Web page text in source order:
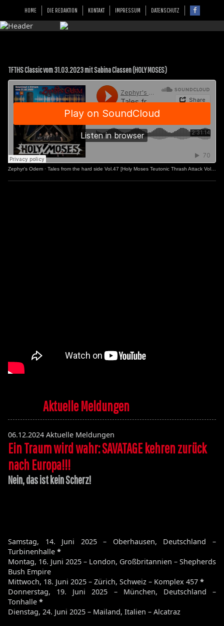
HOME DIE REDAKTION KONTAKT IMPRESSUM DATENSCHUTZ
TFTHS Classic vom 31.03.2023 mit Sabina Classen (HOLY MOSES)
Zephyr's Odem · Tales from the hard side Vol.47 [Holy Moses Teutonic Thrash Attack Vol.2]
Aktuelle Meldungen
06.12.2024 Aktuelle Meldungen
Ein Traum wird wahr: SAVATAGE kehren zurück
nach Europa!!!
Nein, das ist kein Scherz!
Samstag, 14. Juni 2025 – Oberhausen, Deutschland –
Turbinenhalle *
Montag, 16. Juni 2025 – London, Großbritannien – Shepherds
Bush Empire
Mittwoch, 18. Juni 2025 – Zürich, Schweiz – Komplex 457 *
Donnerstag, 19. Juni 2025 – München, Deutschland –
Tonhalle *
Dienstag, 24. Juni 2025 – Mailand, Italien – Alcatraz